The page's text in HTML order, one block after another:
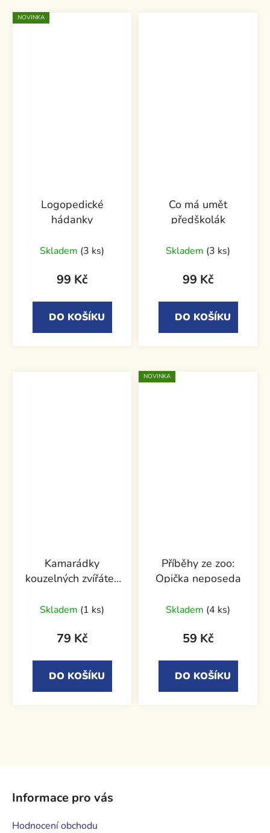
NOVINKA
Logopedické
hádanky
Skladem (3 ks)
99 Kč
DO KOŠÍKU
Co má umět
předškolák
Skladem (3 ks)
99 Kč
DO KOŠÍKU
Kamarádky
kouzelných zvířátek
neplecha Olívie
Skladem (1 ks)
79 Kč
DO KOŠÍKU
NOVINKA
Příběhy ze zoo:
Opička neposeda
Skladem (4 ks)
59 Kč
DO KOŠÍKU
Informace pro vás
Hodnocení obchodu